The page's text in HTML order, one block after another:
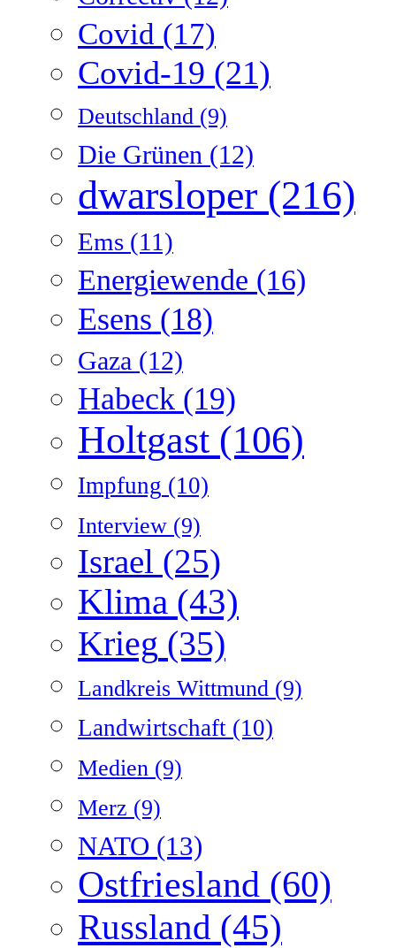
Covid (17)
Covid-19 (21)
Deutschland (9)
Die Grünen (12)
dwarsloper (216)
Ems (11)
Energiewende (16)
Esens (18)
Gaza (12)
Habeck (19)
Holtgast (106)
Impfung (10)
Interview (9)
Israel (25)
Klima (43)
Krieg (35)
Landkreis Wittmund (9)
Landwirtschaft (10)
Medien (9)
Merz (9)
NATO (13)
Ostfriesland (60)
Russland (45)